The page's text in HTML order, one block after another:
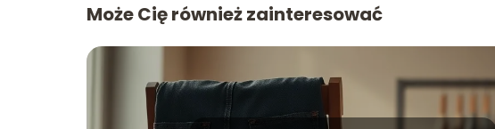
Może Cię również zainteresować